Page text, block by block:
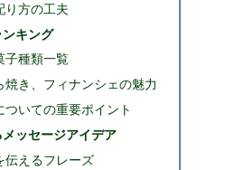
り方の工夫
ンキング
子種類一覧
焼き、フィナンシェの魅力
ついての重要ポイント
ッセージアイデア
伝えるフレーズ